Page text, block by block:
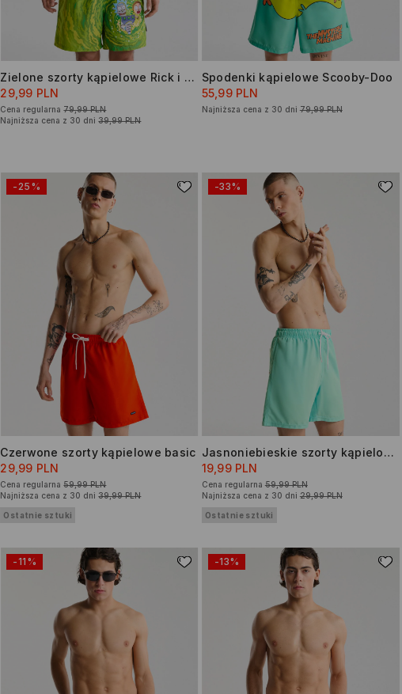
Zielone szorty kąpielowe Rick i Morty
29,99 PLN
Cena regularna 79,99 PLN
Najniższa cena z 30 dni 39,99 PLN
Spodenki kąpielowe Scooby-Doo
55,99 PLN
Najniższa cena z 30 dni 79,99 PLN
-25%
Czerwone szorty kąpielowe basic
29,99 PLN
Cena regularna 59,99 PLN
Najniższa cena z 30 dni 39,99 PLN
Ostatnie sztuki
-33%
Jasnoniebieskie szorty kąpielowe basic
19,99 PLN
Cena regularna 59,99 PLN
Najniższa cena z 30 dni 29,99 PLN
Ostatnie sztuki
-11% -13%